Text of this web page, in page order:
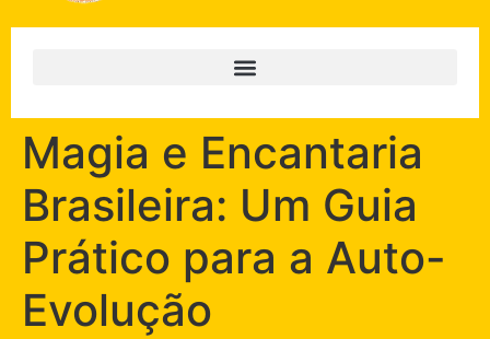
Magia e Encantaria
Brasileira: Um Guia
Prático para a Auto-
Evolução